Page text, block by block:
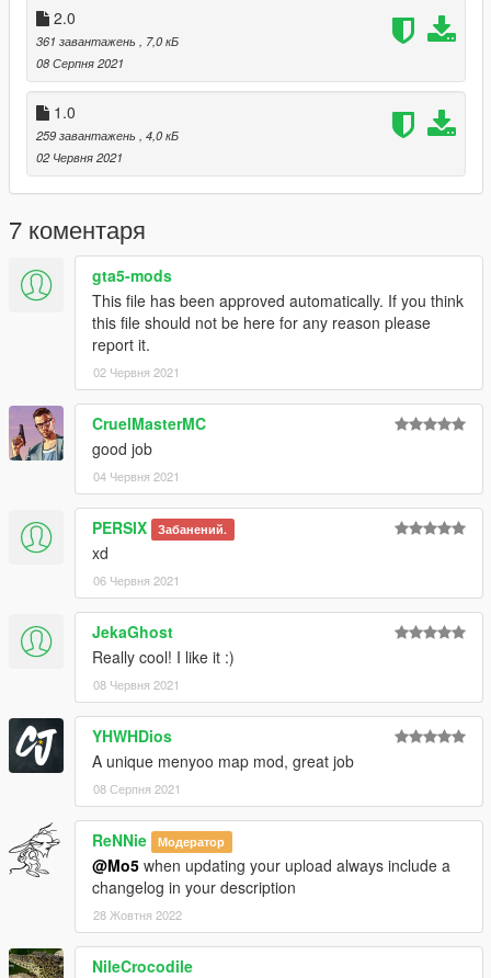
2.0
361 завантажень
, 7,0 кБ
08 Серпня 2021
1.0
259 завантажень
, 4,0 кБ
02 Червня 2021
7 коментаря
gta5-mods
This file has been approved automatically. If you think
this file should not be here for any reason please
report it.
02 Червня 2021
CruelMasterMC
good job
04 Червня 2021
PERSIX Забанений.
xd
06 Червня 2021
JekaGhost
Really cool! I like it :)
08 Червня 2021
YHWHDios
A unique menyoo map mod, great job
08 Серпня 2021
ReNNie Модератор
@Mo5 when updating your upload always include a
changelog in your description
28 Жовтня 2022
NileCrocodile